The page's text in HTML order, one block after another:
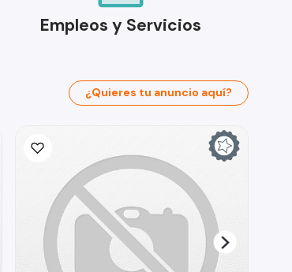
Empleos y Servicios
¿Quieres tu anuncio aquí?